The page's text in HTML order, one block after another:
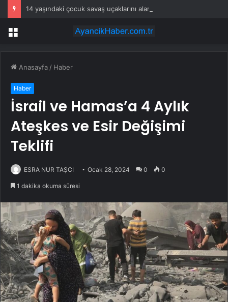
14 yaşındaki çocuk savaş uçaklarını alarma geçirdi
Menü
Anasayfa / Haber
Haber
İsrail ve Hamas’a 4 Aylık
Ateşkes ve Esir Değişimi
Teklifi
ESRA NUR TAŞCI Ocak 28, 2024 0 0
1 dakika okuma süresi